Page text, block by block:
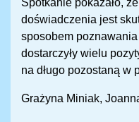
Spotkanie pokazało,
doświadczenia jest
sposobem
dostarczyły wielu
na długo pozostaną w
Grażyna Miniak,